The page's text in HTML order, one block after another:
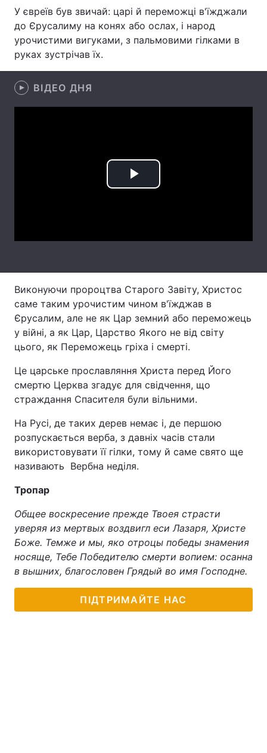
Україна Політика
Економіка
Спорт
Техно і зв'язок Лайт
Туризм
Погода
Відео з Youtube Статті
Інтерв'ю Думки
Архів Вакансії
Контакти
Послуги
У євреїв був звичай: царі й переможці в'їжджали
до Єрусалиму на конях або ослах, і народ
урочистими вигуками, з пальмовими гілками в
руках зустрічав їх.
ВІДЕО ДНЯ
Play
Виконуючи пророцтва Старого Завіту, Христос
саме таким урочистим чином в'їжджав в
Єрусалим, але не як Цар земний або переможець
у війні, а як Цар, Царство Якого не від світу
цього, як Переможець гріха і смерті.
Це царське прославляння Христа перед Його
смертю Церква згадує для свідчення, що
страждання Спасителя були вільними.
На Русі, де таких дерев немає і, де першою
розпускається верба, з давніх часів стали
використовувати її гілки, тому й саме свято ще
називають Вербна неділя.
Тропар
Общее воскресение прежде Твоея страсти
уверяя из мертвых воздвигл еси Лазаря, Христе
Боже. Темже и мы, яко отроцы победы знамения
носяще, Тебе Победителю смерти вопием: осанна
в вышних, благословен Грядый во имя Господне.
ПІДТРИМАЙТЕ НАС